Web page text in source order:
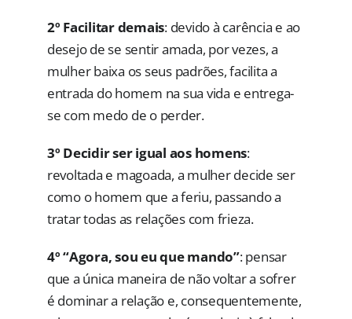
2º Facilitar demais: devido à carência e ao
desejo de se sentir amada, por vezes, a
mulher baixa os seus padrões, facilita a
entrada do homem na sua vida e entrega-
se com medo de o perder.
3º Decidir ser igual aos homens:
revoltada e magoada, a mulher decide ser
como o homem que a feriu, passando a
tratar todas as relações com frieza.
4º “Agora, sou eu que mando”: pensar
que a única maneira de não voltar a sofrer
é dominar a relação e, consequentemente,